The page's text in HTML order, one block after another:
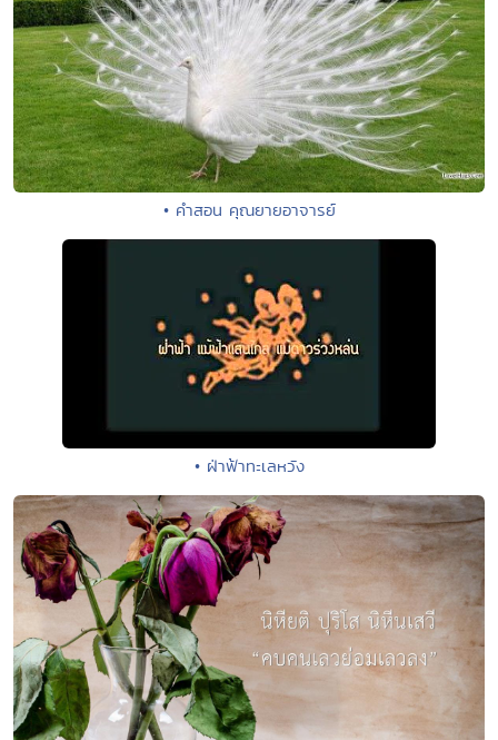
• คำสอน คุณยายอาจารย์
• ฝ่าฟ้าทะเลหวัง